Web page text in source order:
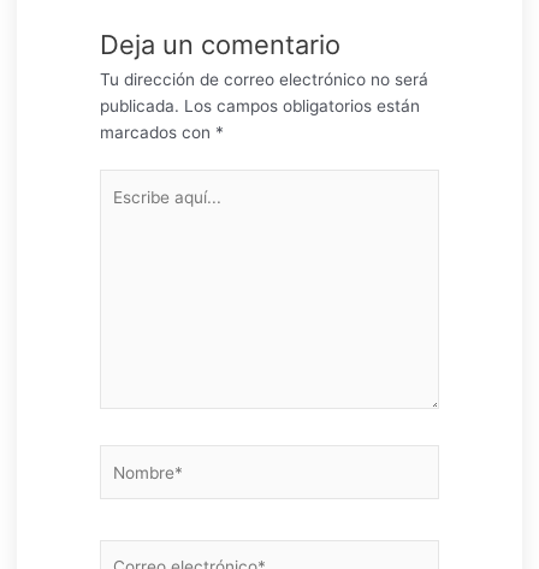
Deja un comentario
Tu dirección de correo electrónico no será
publicada. Los campos obligatorios están
marcados con *
aquí...